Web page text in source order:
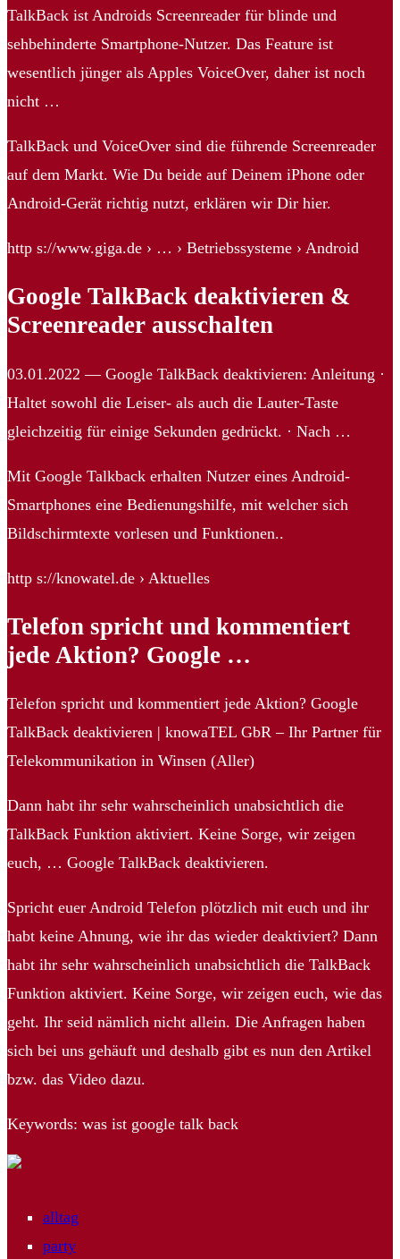
TalkBack ist Androids Screenreader für blinde und
sehbehinderte Smartphone-Nutzer. Das Feature ist
wesentlich jünger als Apples VoiceOver, daher ist noch
nicht …
TalkBack und VoiceOver sind die führende Screenreader
auf dem Markt. Wie Du beide auf Deinem iPhone oder
Android-Gerät richtig nutzt, erklären wir Dir hier.
http s://www.giga.de › … › Betriebssysteme › Android
Google TalkBack deaktivieren &
Screenreader ausschalten
03.01.2022 — Google TalkBack deaktivieren: Anleitung ·
Haltet sowohl die Leiser- als auch die Lauter-Taste
gleichzeitig für einige Sekunden gedrückt. · Nach …
Mit Google Talkback erhalten Nutzer eines Android-
Smartphones eine Bedienungshilfe, mit welcher sich
Bildschirmtexte vorlesen und Funktionen..
http s://knowatel.de › Aktuelles
Telefon spricht und kommentiert
jede Aktion? Google …
Telefon spricht und kommentiert jede Aktion? Google
TalkBack deaktivieren | knowaTEL GbR – Ihr Partner für
Telekommunikation in Winsen (Aller)
Dann habt ihr sehr wahrscheinlich unabsichtlich die
TalkBack Funktion aktiviert. Keine Sorge, wir zeigen
euch, … Google TalkBack deaktivieren.
Spricht euer Android Telefon plötzlich mit euch und ihr
habt keine Ahnung, wie ihr das wieder deaktiviert? Dann
habt ihr sehr wahrscheinlich unabsichtlich die TalkBack
Funktion aktiviert. Keine Sorge, wir zeigen euch, wie das
geht. Ihr seid nämlich nicht allein. Die Anfragen haben
sich bei uns gehäuft und deshalb gibt es nun den Artikel
bzw. das Video dazu.
Keywords: was ist google talk back
alltag
party